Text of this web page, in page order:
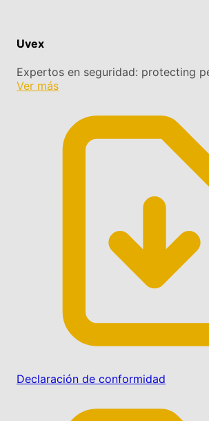
Uvex
Expertos en seguridad: protecting
Ver más
Declaración de conformidad